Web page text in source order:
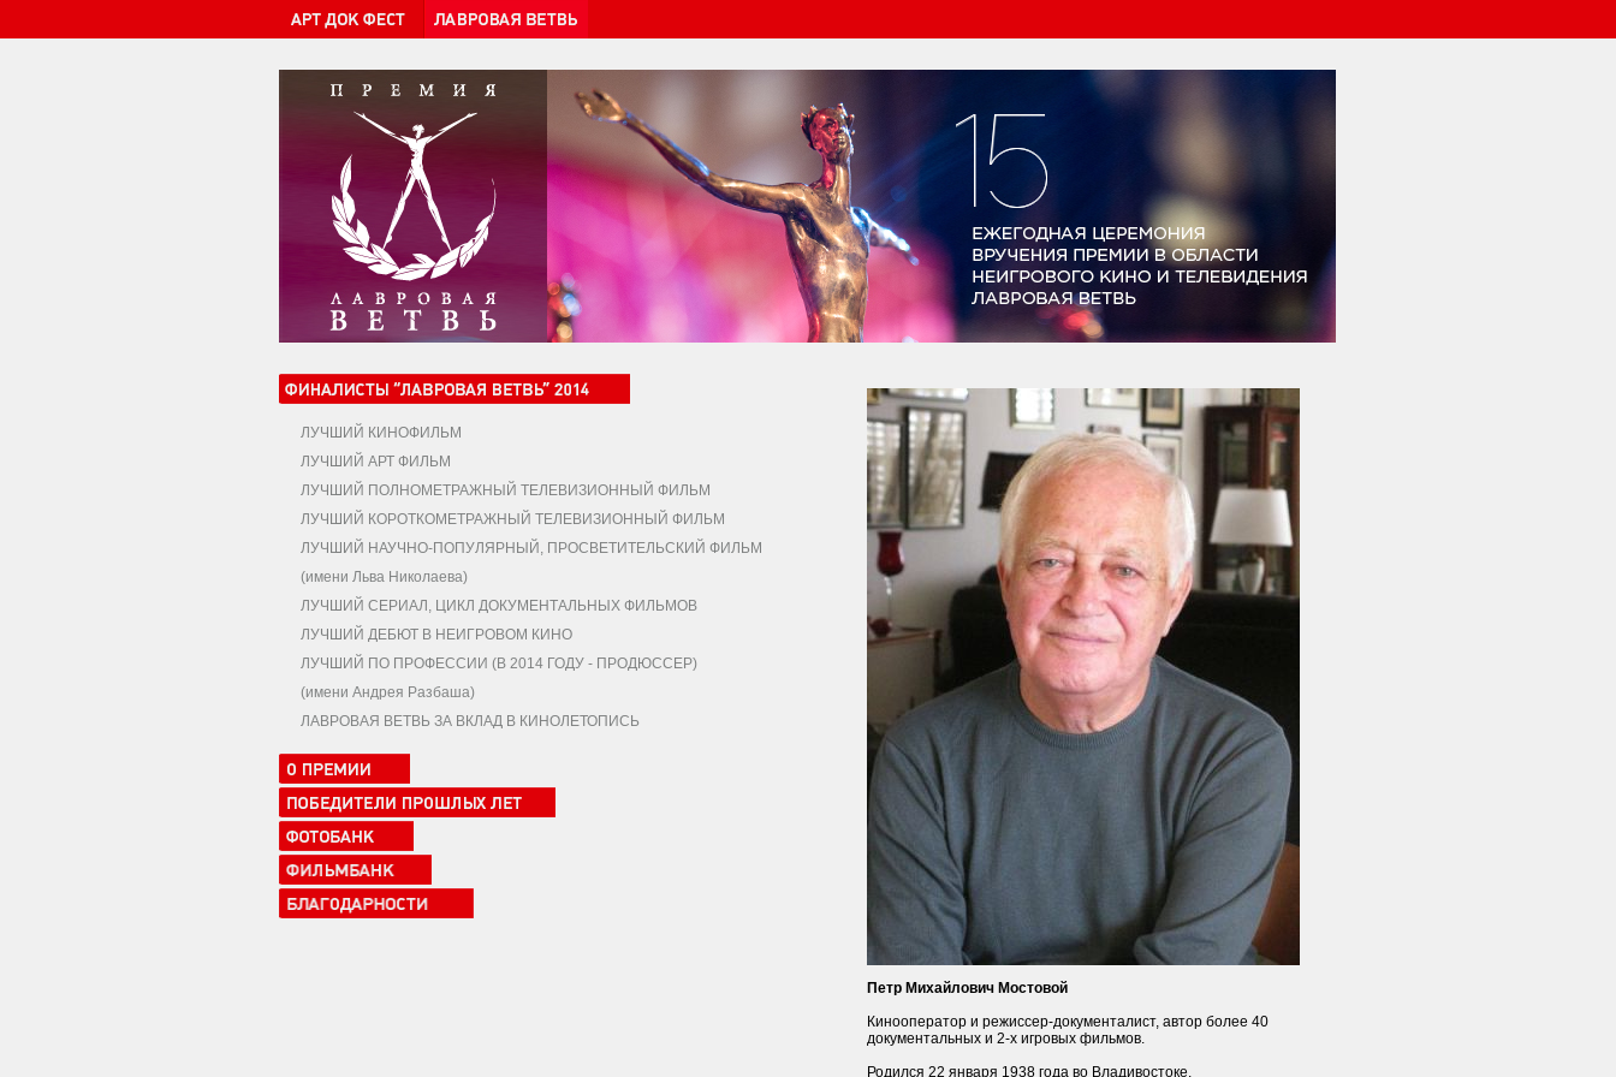
ЛУЧШИЙ КИНОФИЛЬМ
ЛУЧШИЙ АРТ ФИЛЬМ
ЛУЧШИЙ ПОЛНОМЕТРАЖНЫЙ ТЕЛЕВИЗИОННЫЙ ФИЛЬМ
ЛУЧШИЙ КОРОТКОМЕТРАЖНЫЙ ТЕЛЕВИЗИОННЫЙ ФИЛЬМ
ЛУЧШИЙ НАУЧНО-ПОПУЛЯРНЫЙ, ПРОСВЕТИТЕЛЬСКИЙ ФИЛЬМ
(имени Льва Николаева)
ЛУЧШИЙ СЕРИАЛ, ЦИКЛ ДОКУМЕНТАЛЬНЫХ ФИЛЬМОВ
ЛУЧШИЙ ДЕБЮТ В НЕИГРОВОМ КИНО
ЛУЧШИЙ ПО ПРОФЕССИИ (В 2014 ГОДУ - ПРОДЮССЕР)
(имени Андрея Разбаша)
ЛАВРОВАЯ ВЕТВЬ ЗА ВКЛАД В КИНОЛЕТОПИСЬ
Петр Михайлович Мостовой
Кинооператор и режиссер-документалист, автор более 40
документальных и 2-х игровых фильмов.
Родился 22 января 1938 года во Владивостоке.